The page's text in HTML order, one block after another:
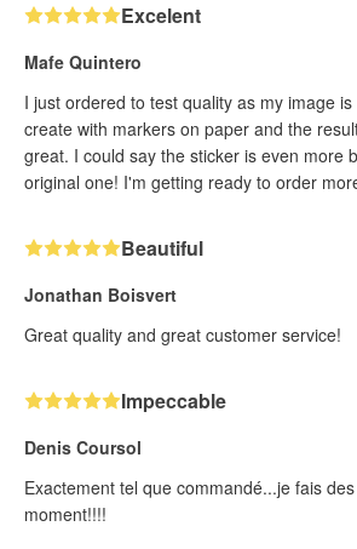
Excelent
Mafe Quintero
I just ordered to test quality as my image
create with markers on paper and the
great. I could say the sticker is even more
original one! I'm getting ready to order
Beautiful
Jonathan Boisvert
Great quality and great customer service!
Impeccable
Denis Coursol
Exactement tel que commandé...je fais
moment!!!!